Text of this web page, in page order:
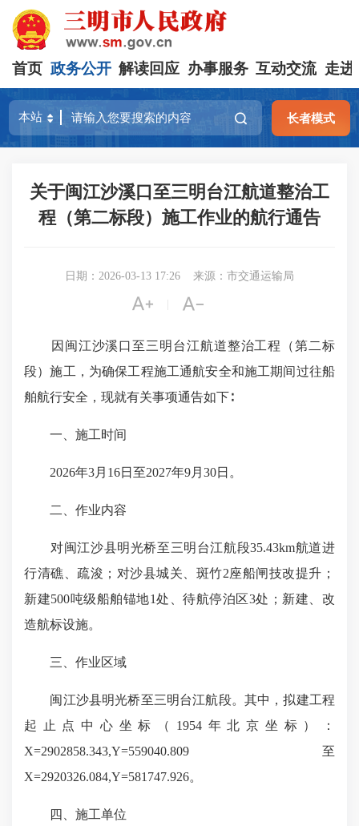
首页 政务公开 解读回应 办事服务 互动交流 走进
长者模式
关于闽江沙溪口至三明台江航道整治工
程（第二标段）施工作业的航行通告
日期：2026-03-13 17:26 来源：市交通运输局
 
因闽江沙溪口至三明台江航道整治工程（第二标
段）施工，为确保工程施工通航安全和施工期间过往船
舶航行安全，现就有关事项通告如下∶
一、施工时间
2026年3月16日至2027年9月30日。
二、作业内容
对闽江沙县明光桥至三明台江航段35.43km航道进
行清礁、疏浚；对沙县城关、斑竹2座船闸技改提升；
新建500吨级船舶锚地1处、待航停泊区3处；新建、改
造航标设施。
三、作业区域
闽江沙县明光桥至三明台江航段。其中，拟建工程
起止点中心坐标（1954年北京坐标）：
X=2902858.343,Y=559040.809至
X=2920326.084,Y=581747.926。
四、施工单位